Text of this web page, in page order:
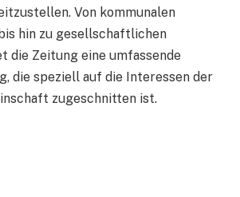
Von kommunalen
hin zu gesellschaftlichen
die Zeitung eine umfassende
die speziell auf die Interessen der
zugeschnitten ist.